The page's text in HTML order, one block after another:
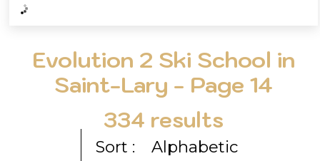
Evolution 2 Ski School in
Saint-Lary - Page 14
334 results
Sort : Alphabetic